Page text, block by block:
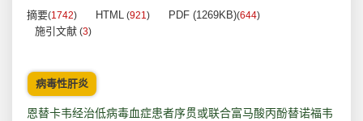
摘要(1742) HTML (921) PDF (1269KB)(644)
施引文献 (3)
病毒性肝炎
恩替卡韦经治低病毒血症患者序贯或联合富马酸丙酚替诺福韦